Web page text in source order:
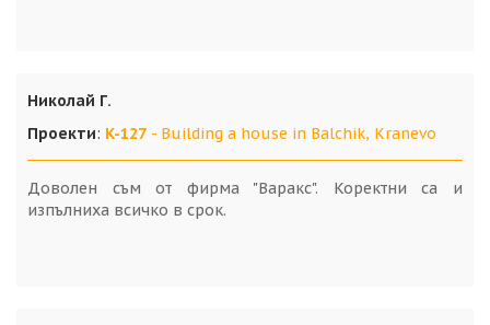
Николай Г.
Проекти: K-127 - Building a house in Balchik, Kranevo
Доволен съм от фирма "Варакс". Коректни са и
изпълниха всичко в срок.